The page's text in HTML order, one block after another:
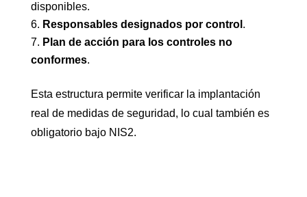
disponibles.
Responsables designados por control .
Plan de acción para los controles no
conformes.
Esta estructura permite verificar la implantación
real de medidas de seguridad, lo cual también es
obligatorio bajo NIS2.